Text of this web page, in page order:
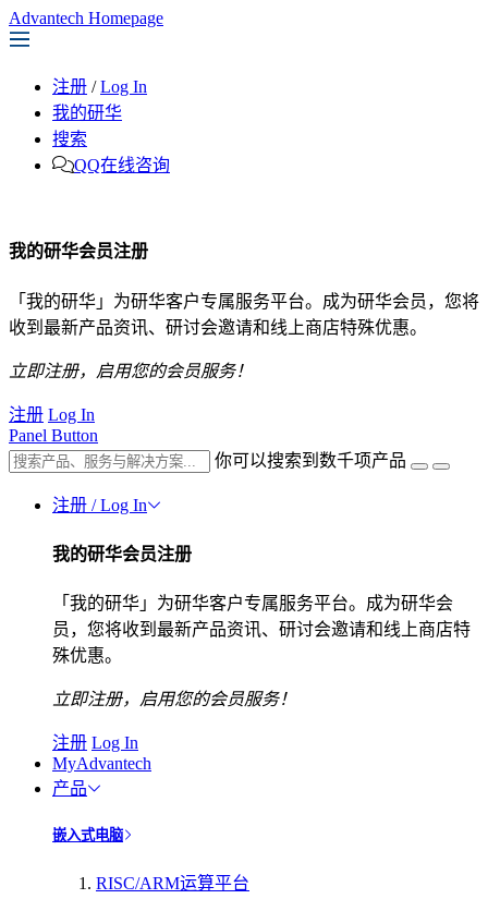
Advantech Homepage
注册 / Log In
我的研华
搜索
QQ在线咨询
我的研华会员注册
「我的研华」为研华客户专属服务平台。成为研华会员，您将
收到最新产品资讯、研讨会邀请和线上商店特殊优惠。
立即注册，启用您的会员服务！
注册 Log In
Panel Button
你可以搜索到数千项产品
注册 / Log In
我的研华会员注册
「我的研华」为研华客户专属服务平台。成为研华会
员，您将收到最新产品资讯、研讨会邀请和线上商店特
殊优惠。
立即注册，启用您的会员服务！
注册 Log In
MyAdvantech
产品
嵌入式电脑
RISC/ARM运算平台